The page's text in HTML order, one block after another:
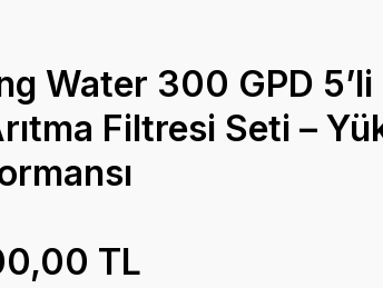
Water 300 GPD
Filtresi Seti –
TL